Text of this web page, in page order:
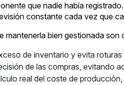
que nadie había
constante cada vez que
mantenerla bien gestionada son
de inventario y evita
de las compras, evitando
real del coste de